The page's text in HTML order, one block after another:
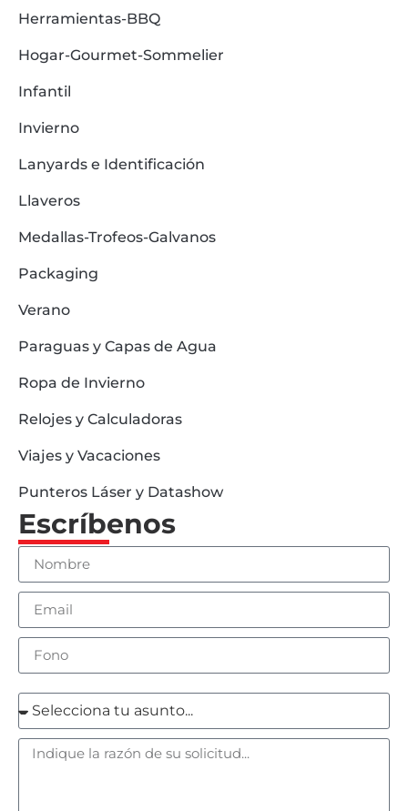
Herramientas-BBQ
Hogar-Gourmet-Sommelier
Infantil
Invierno
Lanyards e Identificación
Llaveros
Medallas-Trofeos-Galvanos
Packaging
Verano
Paraguas y Capas de Agua
Ropa de Invierno
Relojes y Calculadoras
Viajes y Vacaciones
Punteros Láser y Datashow
Escríbenos